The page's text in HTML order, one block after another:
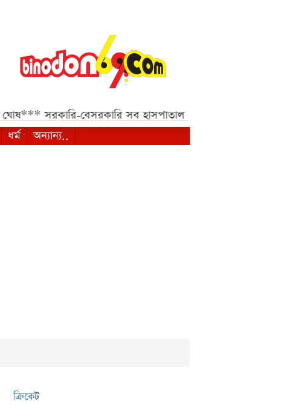
সরকারি-বেসরকারি সব হাসপাতাল ও ক্লিনিকের জন্য হাইকোর্টের
ধর্ম অন্যান্য..
ক্রিকেট